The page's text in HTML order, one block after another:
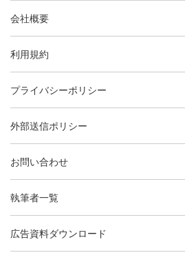
会社概要
利用規約
プライバシーポリシー
外部送信ポリシー
お問い合わせ
執筆者一覧
広告資料ダウンロード